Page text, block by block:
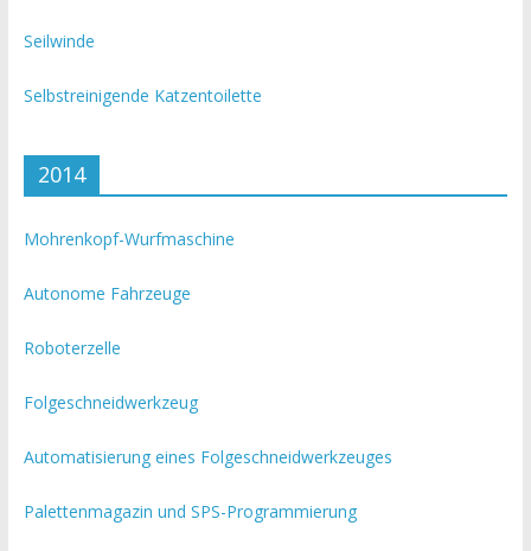
Seilwinde
Selbstreinigende Katzentoilette
2014
Mohrenkopf-Wurfmaschine
Autonome Fahrzeuge
Roboterzelle
Folgeschneidwerkzeug
Automatisierung eines Folgeschneidwerkzeuges
Palettenmagazin und SPS-Programmierung